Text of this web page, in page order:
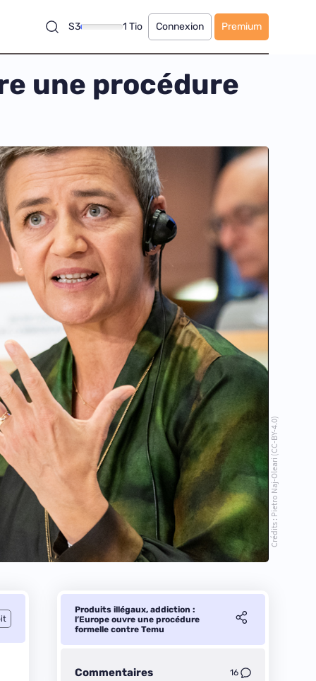
S3 1 Tio Connexion Premium
une procédure
Crédits : Pietro Naj-Oleari (CC-BY-4.0)
Produits illégaux, addiction :
l’Europe ouvre une procédure
formelle contre Temu
Commentaires 16